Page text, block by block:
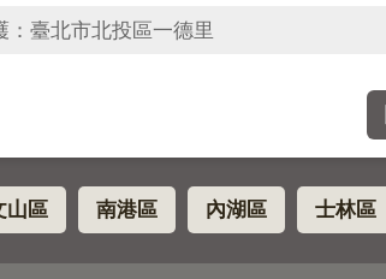
：臺北市北投區一德里
山區 南港區 內湖區 士林區